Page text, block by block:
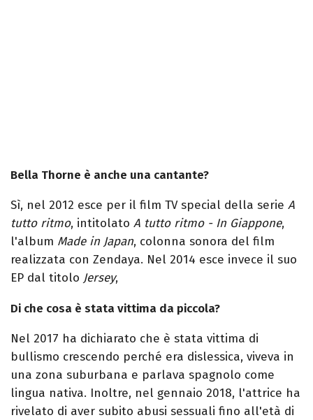
Bella Thorne è anche una cantante?
Sì, nel 2012 esce per il film TV special della serie A
tutto ritmo, intitolato A tutto ritmo - In Giappone,
l'album Made in Japan, colonna sonora del film
realizzata con Zendaya. Nel 2014 esce invece il suo
EP dal titolo Jersey,
Di che cosa è stata vittima da piccola?
Nel 2017 ha dichiarato che è stata vittima di
bullismo crescendo perché era dislessica, viveva in
una zona suburbana e parlava spagnolo come
lingua nativa. Inoltre, nel gennaio 2018, l'attrice ha
rivelato di aver subito abusi sessuali fino all'età di